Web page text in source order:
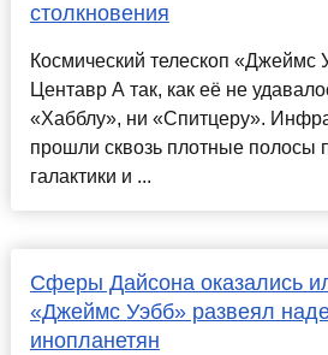
столкновения
Космический телескоп «Джеймс
Центавр A так, как её не
«Хабблу», ни «Спитцеру».
прошли сквозь плотные полосы
галактики и ...
Сферы Дайсона оказались
«Джеймс Уэбб» развеял
инопланетян